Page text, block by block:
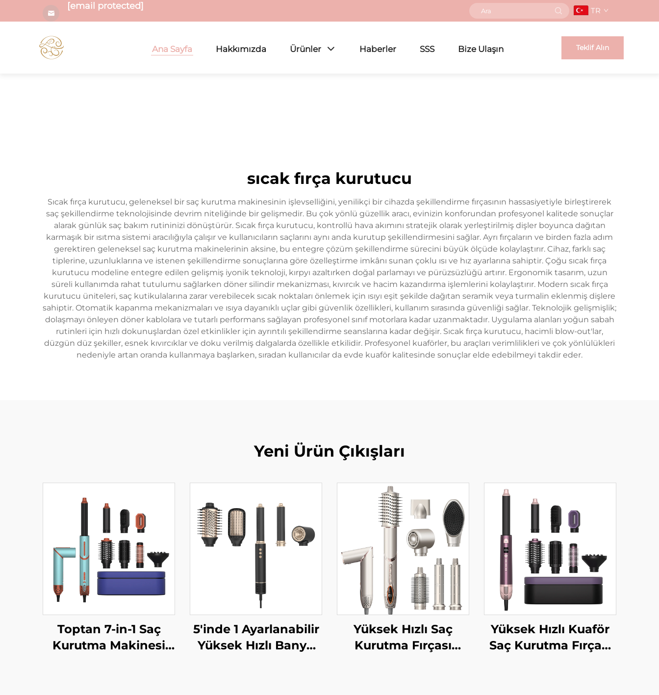
[email protected] TR
Ana Sayfa Hakkımızda Ürünler Haberler SSS Bize Ulaşın Teklif Alın
sıcak fırça kurutucu
Sıcak fırça kurutucu, geleneksel bir saç kurutma makinesinin işlevselliğini, yenilikçi bir cihazda şekillendirme fırçasının hassasiyetiyle birleştirerek
saç şekillendirme teknolojisinde devrim niteliğinde bir gelişmedir. Bu çok yönlü güzellik aracı, evinizin konforundan profesyonel kalitede sonuçlar
alarak günlük saç bakım rutininizi dönüştürür. Sıcak fırça kurutucu, kontrollü hava akımını stratejik olarak yerleştirilmiş dişler boyunca dağıtan
karmaşık bir ısıtma sistemi aracılığıyla çalışır ve kullanıcıların saçlarını aynı anda kurutup şekillendirmesini sağlar. Ayrı fırçaların ve birden fazla adım
gerektiren geleneksel saç kurutma makinelerinin aksine, bu entegre çözüm şekillendirme sürecini büyük ölçüde kolaylaştırır. Cihaz, farklı saç
tiplerine, uzunluklarına ve istenen şekillendirme sonuçlarına göre özelleştirme imkânı sunan çoklu ısı ve hız ayarlarına sahiptir. Çoğu sıcak fırça
kurutucu modeline entegre edilen gelişmiş iyonik teknoloji, kırpyı azaltırken doğal parlamayı ve pürüzsüzlüğü artırır. Ergonomik tasarım, uzun
süreli kullanımda rahat tutulumu sağlarken döner silindir mekanizması, kıvırcık ve hacim kazandırma işlemlerini kolaylaştırır. Modern sıcak fırça
kurutucu üniteleri, saç kutikulalarına zarar verebilecek sıcak noktaları önlemek için ısıyı eşit şekilde dağıtan seramik veya turmalin eklenmiş dişlere
sahiptir. Otomatik kapanma mekanizmaları ve ısıya dayanıklı uçlar gibi güvenlik özellikleri, kullanım sırasında güvenliği sağlar. Teknolojik gelişmişlik;
dolaşmayı önleyen döner kablolara ve tutarlı performans sağlayan profesyonel sınıf motorlara kadar uzanmaktadır. Uygulama alanları yoğun sabah
rutinleri için hızlı dokunuşlardan özel etkinlikler için ayrıntılı şekillendirme seanslarına kadar değişir. Sıcak fırça kurutucu, hacimli blow-out'lar,
düzgün düz şekiller, esnek kıvırcıklar ve doku verilmiş dalgalarda özellikle etkilidir. Profesyonel kuaförler, bu araçları verimlilikleri ve çok yönlülükleri
nedeniyle artan oranda kullanmaya başlarken, sıradan kullanıcılar da evde kuaför kalitesinde sonuçlar elde edebilmeyi takdir eder.
Yeni Ürün Çıkışları
Toptan 7-in-1 Saç
Kurutma Makinesi
5'inde 1 Ayarlanabilir
Yüksek Hızlı Banyo
Yüksek Hızlı Saç
Kurutma Fırçası
Yüksek Hızlı Kuaför
Saç Kurutma Fırçası